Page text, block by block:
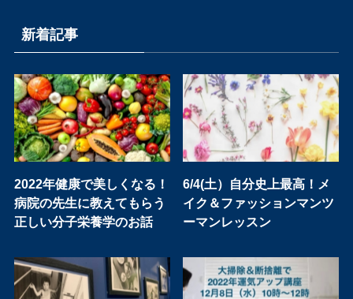
新着記事
2022年健康で美しくなる！
病院の先生に教えてもらう
正しい分子栄養学のお話
6/4(土）自分史上最高！メ
イク＆ファッションマンツ
ーマンレッスン